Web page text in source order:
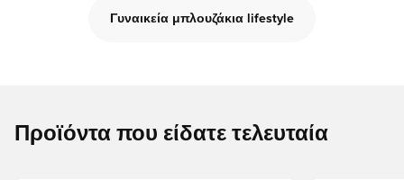
Γυναικεία μπλουζάκια lifestyle
Προϊόντα που είδατε τελευταία